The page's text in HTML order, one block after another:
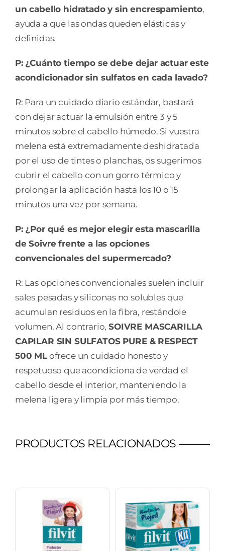
un cabello hidratado y sin encrespamiento,
ayuda a que las ondas queden elásticas y
definidas.
P: ¿Cuánto tiempo se debe dejar actuar este
acondicionador sin sulfatos en cada lavado?
R: Para un cuidado diario estándar, bastará
con dejar actuar la emulsión entre 3 y 5
minutos sobre el cabello húmedo. Si vuestra
melena está extremadamente deshidratada
por el uso de tintes o planchas, os sugerimos
cubrir el cabello con un gorro térmico y
prolongar la aplicación hasta los 10 o 15
minutos una vez por semana.
P: ¿Por qué es mejor elegir esta mascarilla
de Soivre frente a las opciones
convencionales del supermercado?
R: Las opciones convencionales suelen incluir
sales pesadas y siliconas no solubles que
acumulan residuos en la fibra, restándole
volumen. Al contrario,SOIVRE MASCARILLA
CAPILAR SIN SULFATOS PURE & RESPECT
500 MLofrece un cuidado honesto y
respetuoso que acondiciona de verdad el
cabello desde el interior, manteniendo la
melena ligera y limpia por más tiempo.
PRODUCTOS RELACIONADOS